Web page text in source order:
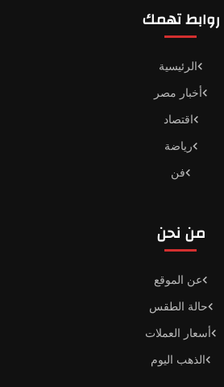
روابط تهمك
الرئيسية
أخبار مصر
اقتصاد
رياضة
فن
من نحن
عن الموقع
حالة الطقس
أسعار العملات
الذهب اليوم